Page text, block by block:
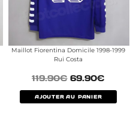
Maillot Fiorentina Domicile 1998-1999
Rui Costa
119.90€ 69.90€
AJOUTER AU PANIER